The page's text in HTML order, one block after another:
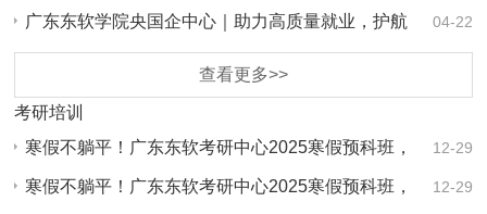
04-22
广东东软学院央国企中心｜助力高质量就业，护航
查看更多>>
考研培训
12-29
寒假不躺平！广东东软考研中心2025寒假预科班，
双重… 12-29
寒假不躺平！广东东软考研中心2025寒假预科班，